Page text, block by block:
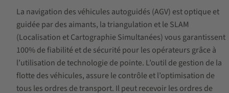
La navigation des véhicules autoguidés (AGV) est optique et
guidée par des aimants, la triangulation et le SLAM
(Localisation et Cartographie Simultanées) vous garantissent
100% de fiabilité et de sécurité pour les opérateurs grâce à
l’utilisation de technologie de pointe. L’outil de gestion de la
flotte des véhicules, assure le contrôle et l’optimisation de
tous les ordres de transport. Il peut recevoir les ordres de